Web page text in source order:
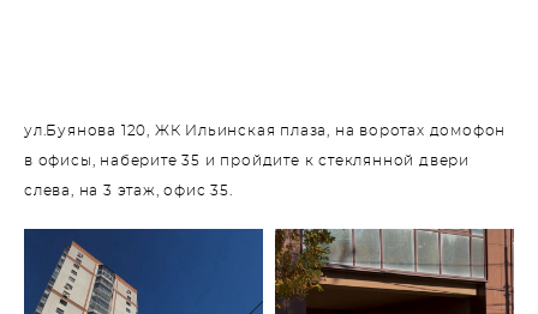
ул.Буянова 120, ЖК Ильинская плаза, на воротах домофон
в офисы, наберите 35 и пройдите к стеклянной двери
слева, на 3 этаж, офис 35.